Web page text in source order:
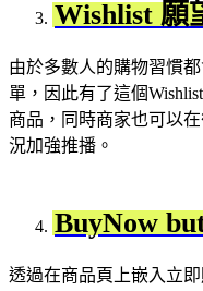
Wishlist 願
由於多數人的購物習慣
單，因此有了這個
商品，同時商家也可以
況加強推播。
BuyNow
透過在商品頁上嵌入立